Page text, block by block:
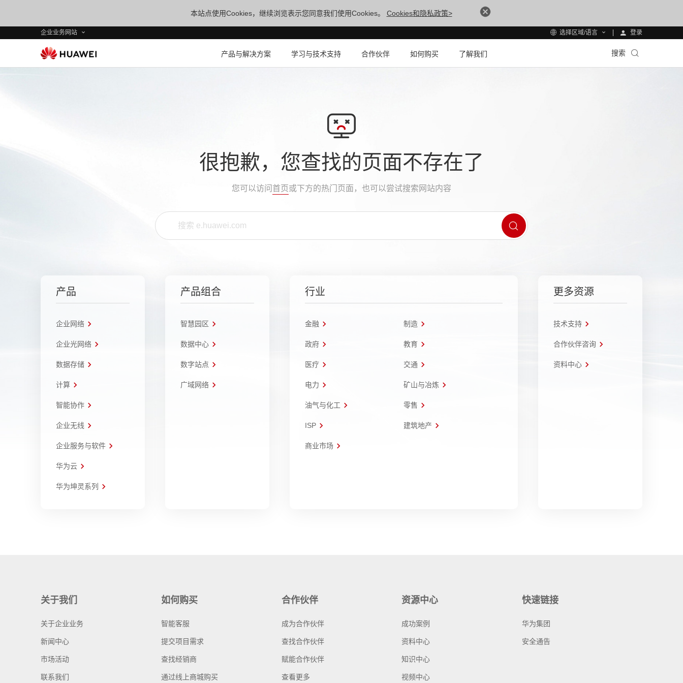
本站点使用Cookies，继续浏览表示您同意我们使用Cookies。 Cookies和隐私政策>
企业业务网站 选择区域/语言 登录
产品与解决方案 学习与技术支持 合作伙伴 如何购买 了解我们 搜索
很抱歉，您查找的页面不存在了
您可以访问 首页或下方的热门页面，也可以尝试搜索网站内容
产品
企业网络
企业光网络
数据存储
计算
智能协作
企业无线
企业服务与软件
华为云
华为坤灵系列
产品组合
智慧园区
数据中心
数字站点
广域网络
行业
金融 制造
政府 教育
医疗 交通
电力 矿山与冶炼
油气与化工 零售
ISP 建筑地产
商业市场
更多资源
技术支持
合作伙伴咨询
资料中心
关于我们
关于企业业务
新闻中心
市场活动
联系我们
如何购买
智能客服
提交项目需求
查找经销商
通过线上商城购买
合作伙伴
成为合作伙伴
查找合作伙伴
赋能合作伙伴
查看更多
资源中心
成功案例
资料中心
知识中心
视频中心
快速链接
华为集团
安全通告